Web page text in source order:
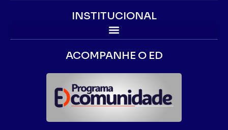
INSTITUCIONAL
ACOMPANHE O ED